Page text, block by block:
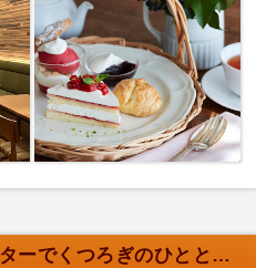
泉田中のゴルフセンターでくつろぎのひととき。